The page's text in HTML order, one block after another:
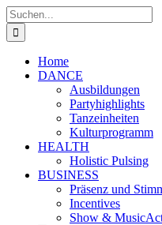
Zum
Inhalt
springen
Suche
nach:
Home
DANCE
Ausbildungen
Partyhighlights
Tanzeinheiten
Kulturprogramm
HEALTH
Holistic Pulsing
BUSINESS
Präsenz und
Incentives
Show &